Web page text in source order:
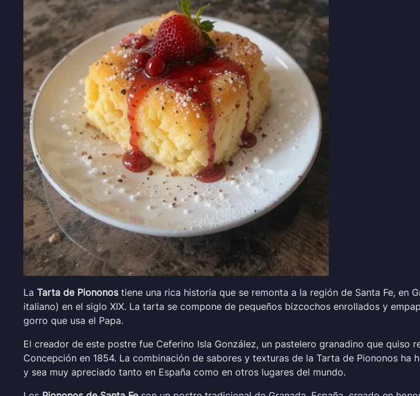
La Tarta de Piononostiene una rica historia que se remonta a la región de Santa Fe, en
italiano) en el siglo XIX. La tarta se compone de pequeños bizcochos enrollados y
gorro que usa el Papa.
El creador de este postre fue Ceferino Isla González, un pastelero granadino que quiso
Concepción en 1854. La combinación de sabores y texturas de la Tarta de Piononos
y sea muy apreciado tanto en España como en otros lugares del mundo.